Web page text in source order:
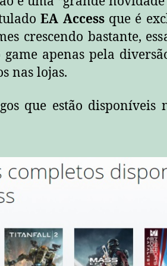
EA Accessque é
crescendo bastante,
apenas pela
nas lojas.
que estão